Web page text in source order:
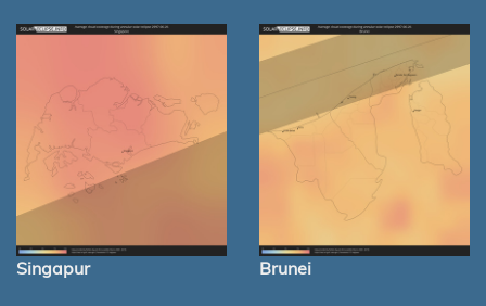
Singapur Brunei